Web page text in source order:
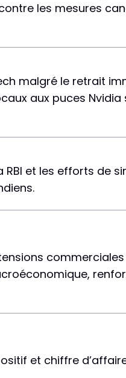
les mesures
malgré le retrait
aux puces
RBI et les efforts de
commerciales
et chiffre